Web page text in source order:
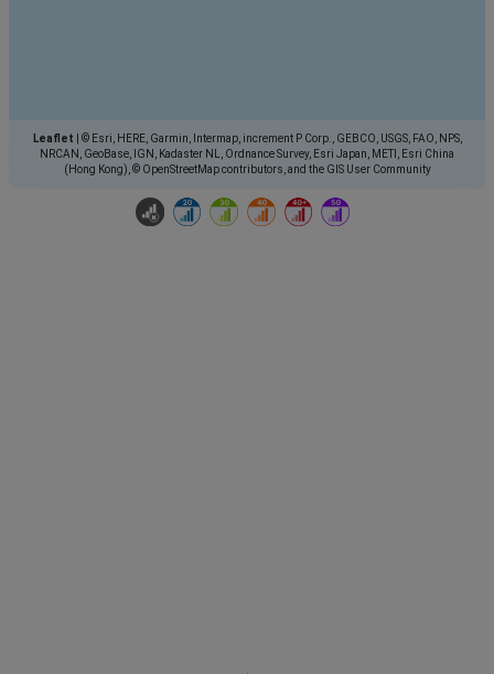
Leaflet
© Esri, HERE, Garmin, Intermap, increment P Corp., GEBCO, USGS, FAO, NPS,
NRCAN, GeoBase, IGN, Kadaster NL, Ordnance Survey, Esri Japan, METI, Esri China
(Hong Kong), © OpenStreetMap contributors, and the GIS User Community